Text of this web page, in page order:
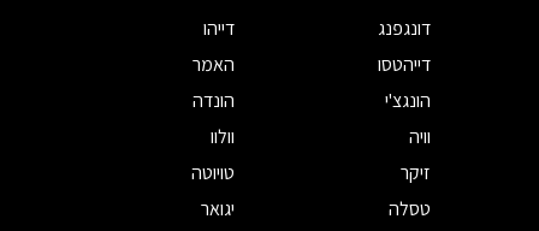
דונגפנג
דייהו
דייהטסו
האמר
הונגצ'י
הונדה
וויה
וולוו
זיקר
טויוטה
טסלה
יגואר